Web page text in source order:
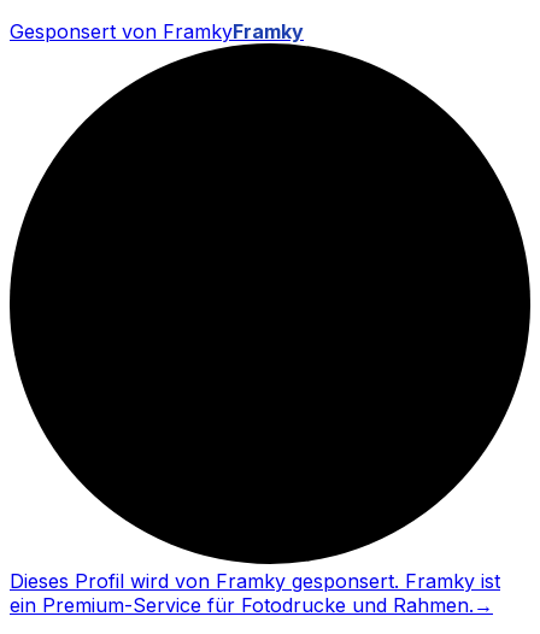
Gesponsert von FramkyFramky
Dieses Profil wird von Framky gesponsert. Framky ist
ein Premium-Service für Fotodrucke und Rahmen. →